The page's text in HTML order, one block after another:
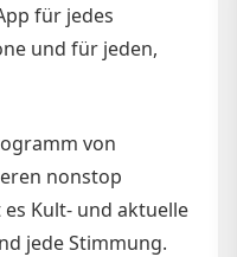
für jedes
und für jeden,
von
nonstop
Kult- und aktuelle
jede Stimmung.